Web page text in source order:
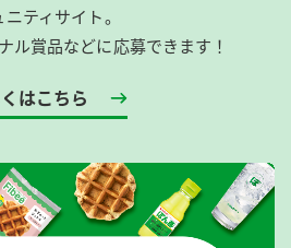
ニティサイト。
ル賞品などに応募できます！
はこちら